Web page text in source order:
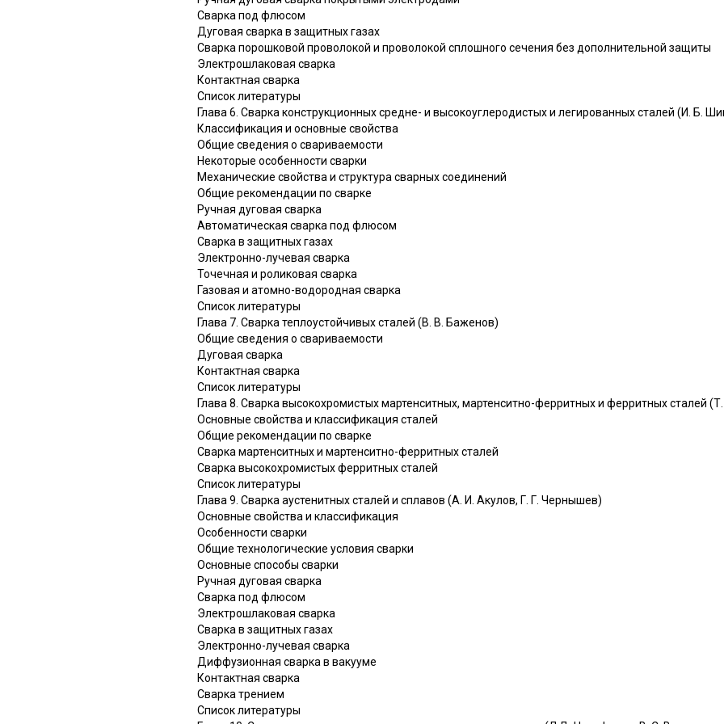
Сварка под флюсом
Дуговая сварка в защитных газах
Сварка порошковой проволокой и проволокой сплошного сечения без дополнительной защиты
Электрошлаковая сварка
Контактная сварка
Список литературы
Глава 6. Сварка конструкционных средне- и высокоуглеродистых и легированных сталей (И. Б.
Классификация и основные свойства
Общие сведения о свариваемости
Некоторые особенности сварки
Механические свойства и структура сварных соединений
Общие рекомендации по сварке
Ручная дуговая сварка
Автоматическая сварка под флюсом
Сварка в защитных газах
Электронно-лучевая сварка
Точечная и роликовая сварка
Газовая и атомно-водородная сварка
Список литературы
Глава 7. Сварка теплоустойчивых сталей (В. В. Баженов)
Общие сведения о свариваемости
Дуговая сварка
Контактная сварка
Список литературы
Глава 8. Сварка высокохромистых мартенситных, мартенситно-ферритных и ферритных сталей
Основные свойства и классификация сталей
Общие рекомендации по сварке
Сварка мартенситных и мартенситно-ферритных сталей
Сварка высокохромистых ферритных сталей
Список литературы
Глава 9. Сварка аустенитных сталей и сплавов (А. И. Акулов, Г. Г. Чернышев)
Основные свойства и классификация
Особенности сварки
Общие технологические условия сварки
Основные способы сварки
Ручная дуговая сварка
Сварка под флюсом
Электрошлаковая сварка
Сварка в защитных газах
Электронно-лучевая сварка
Диффузионная сварка в вакууме
Контактная сварка
Сварка трением
Список литературы